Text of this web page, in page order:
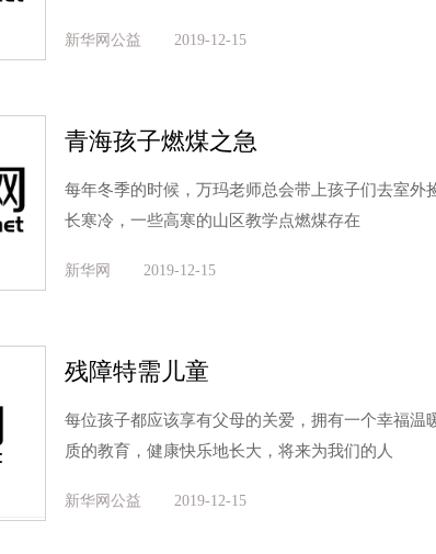
新华网公益 2019-12-15
青海孩子燃煤之急
每年冬季的时候，万玛老师总会带上孩子们去室外
长寒冷，一些高寒的山区教学点燃煤存在
新华网 2019-12-15
残障特需儿童
每位孩子都应该享有父母的关爱，拥有一个幸福温
质的教育，健康快乐地长大，将来为我们的人
新华网公益 2019-12-15